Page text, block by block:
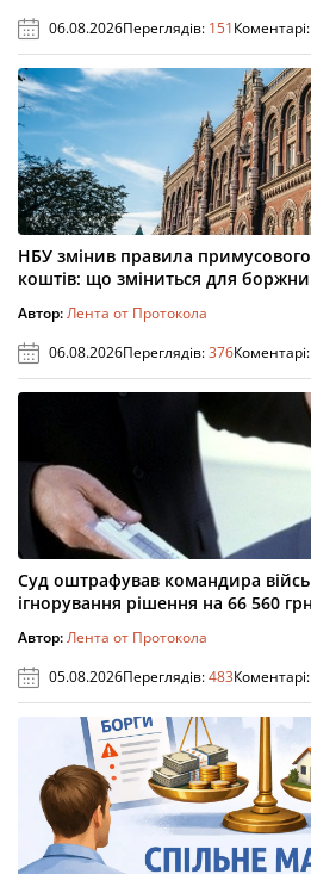
06.08.2026Переглядів: 151Коментарі:
НБУ змінив правила
коштів: що зміниться для
Автор:Лента от Протокола
06.08.2026Переглядів:376Коментарі:
Суд оштрафував командира
ігнорування рішення на 66 560 грн
Автор:Лента от Протокола
05.08.2026Переглядів:483Коментарі: